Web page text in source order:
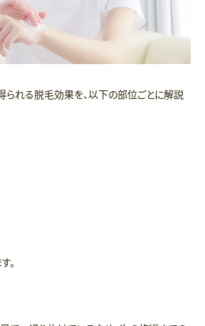
られる脱毛効果を、以下の部位ごとに解説
。